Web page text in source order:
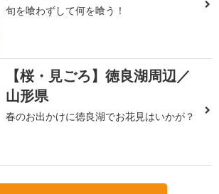
旬を喰わずして何を喰う！
【桜・見ごろ】徳良湖周辺／
山形県
春のお出かけに徳良湖でお花見はいかが？